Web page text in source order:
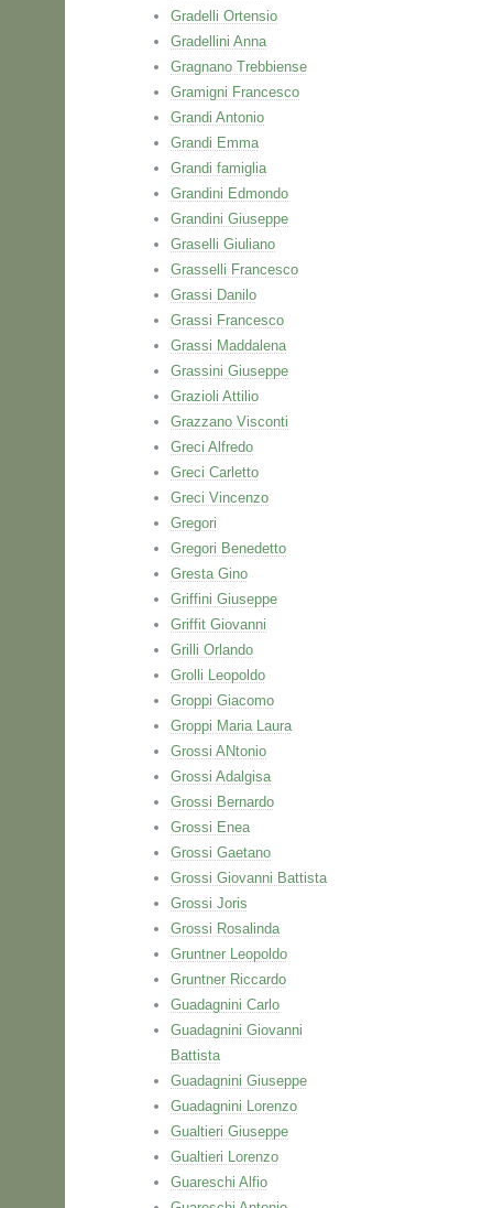
Gradelli Ortensio
Gradellini Anna
Gragnano Trebbiense
Gramigni Francesco
Grandi Antonio
Grandi Emma
Grandi famiglia
Grandini Edmondo
Grandini Giuseppe
Graselli Giuliano
Grasselli Francesco
Grassi Danilo
Grassi Francesco
Grassi Maddalena
Grassini Giuseppe
Grazioli Attilio
Grazzano Visconti
Greci Alfredo
Greci Carletto
Greci Vincenzo
Gregori
Gregori Benedetto
Gresta Gino
Griffini Giuseppe
Griffit Giovanni
Grilli Orlando
Grolli Leopoldo
Groppi Giacomo
Groppi Maria Laura
Grossi ANtonio
Grossi Adalgisa
Grossi Bernardo
Grossi Enea
Grossi Gaetano
Grossi Giovanni Battista
Grossi Joris
Grossi Rosalinda
Gruntner Leopoldo
Gruntner Riccardo
Guadagnini Carlo
Guadagnini Giovanni
Battista
Guadagnini Giuseppe
Guadagnini Lorenzo
Gualtieri Giuseppe
Gualtieri Lorenzo
Guareschi Alfio